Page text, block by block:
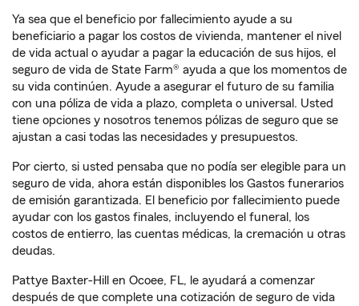
Ya sea que el beneficio por fallecimiento ayude a su
beneficiario a pagar los costos de vivienda, mantener el nivel
de vida actual o ayudar a pagar la educación de sus hijos, el
seguro de vida de State Farm® ayuda a que los momentos de
su vida continúen. Ayude a asegurar el futuro de su familia
con una póliza de vida a plazo, completa o universal. Usted
tiene opciones y nosotros tenemos pólizas de seguro que se
ajustan a casi todas las necesidades y presupuestos.
Por cierto, si usted pensaba que no podía ser elegible para un
seguro de vida, ahora están disponibles los Gastos funerarios
de emisión garantizada. El beneficio por fallecimiento puede
ayudar con los gastos finales, incluyendo el funeral, los
costos de entierro, las cuentas médicas, la cremación u otras
deudas.
Pattye Baxter-Hill en Ocoee, FL, le ayudará a comenzar
después de que complete una cotización de seguro de vida